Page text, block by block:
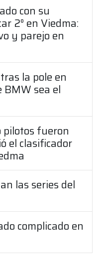
con su
2° en Viedma:
y parejo en
la pole en
BMW sea el
pilotos fueron
el clasificador
las series del
complicado en